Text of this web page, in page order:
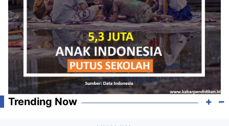
Trending Now